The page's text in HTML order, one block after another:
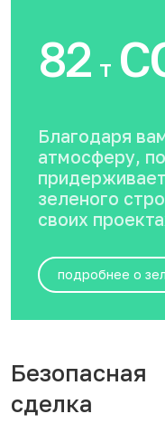
82 т
Благодаря
атмосферу,
зеленого
своих
подробнее о
Безопасная
сделка